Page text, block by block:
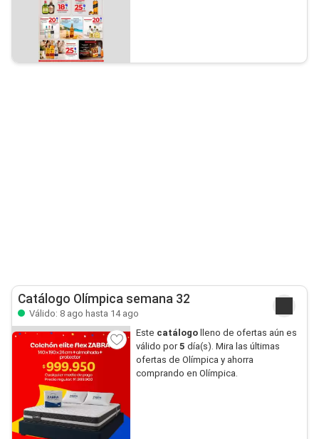
Catálogo Olímpica semana 32
Válido: 8 ago hasta 14 ago
Este catálogolleno de ofertas aún es
válido por5 día(s). Mira las últimas
ofertas de Olímpica y ahorra
comprando en Olímpica.